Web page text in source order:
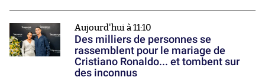
Aujourd'hui à 11:10
Des milliers de personnes se
rassemblent pour le mariage de
Cristiano Ronaldo... et tombent sur
des inconnus